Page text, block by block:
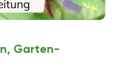
Garten-